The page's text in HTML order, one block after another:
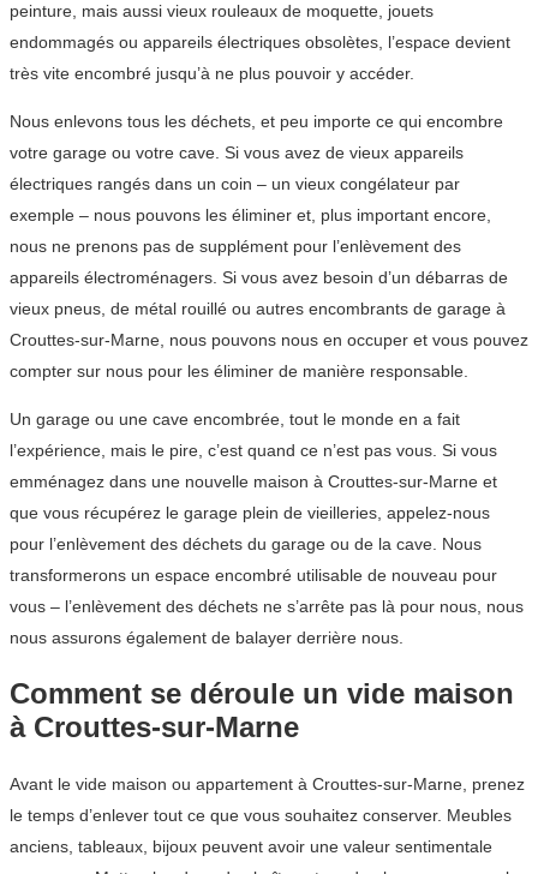
peinture, mais aussi vieux rouleaux de moquette, jouets
endommagés ou appareils électriques obsolètes, l’espace devient
très vite encombré jusqu’à ne plus pouvoir y accéder.
Nous enlevons tous les déchets, et peu importe ce qui encombre
votre garage ou votre cave. Si vous avez de vieux appareils
électriques rangés dans un coin – un vieux congélateur par
exemple – nous pouvons les éliminer et, plus important encore,
nous ne prenons pas de supplément pour l’enlèvement des
appareils électroménagers. Si vous avez besoin d’un débarras de
vieux pneus, de métal rouillé ou autres encombrants de garage à
Crouttes-sur-Marne, nous pouvons nous en occuper et vous pouvez
compter sur nous pour les éliminer de manière responsable.
Un garage ou une cave encombrée, tout le monde en a fait
l’expérience, mais le pire, c’est quand ce n’est pas vous. Si vous
emménagez dans une nouvelle maison à Crouttes-sur-Marne et
que vous récupérez le garage plein de vieilleries, appelez-nous
pour l’enlèvement des déchets du garage ou de la cave. Nous
transformerons un espace encombré utilisable de nouveau pour
vous – l’enlèvement des déchets ne s’arrête pas là pour nous, nous
nous assurons également de balayer derrière nous.
Comment se déroule un vide maison
à Crouttes-sur-Marne
Avant le vide maison ou appartement à Crouttes-sur-Marne, prenez
le temps d’enlever tout ce que vous souhaitez conserver. Meubles
anciens, tableaux, bijoux peuvent avoir une valeur sentimentale